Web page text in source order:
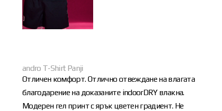
andro T-Shirt Panji
Отличен комфорт. Отлично отвеждане на влагата
благодарение на доказаните indoorDRY влакна.
Модерен гел принт с ярък цветен градиент. Не